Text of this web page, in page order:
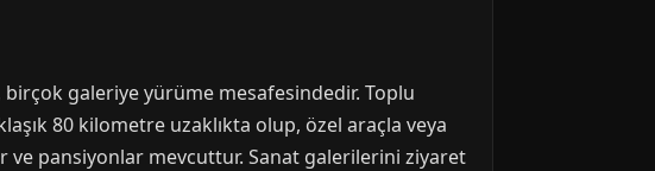
galeriye yürüme mesafesindedir. Toplu
80 kilometre uzaklıkta olup, özel araçla veya
ve pansiyonlar mevcuttur. Sanat galerilerini ziyaret